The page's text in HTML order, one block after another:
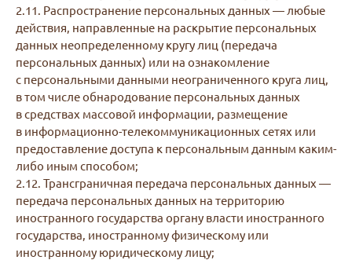
2.11. Распространение персональных данных — любые
действия, направленные на раскрытие персональных
данных неопределенному кругу лиц (передача
персональных данных) или на ознакомление
с персональными данными неограниченного круга лиц,
в том числе обнародование персональных данных
в средствах массовой информации, размещение
в информационно-телекоммуникационных сетях или
предоставление доступа к персональным данным каким-
либо иным способом;
2.12. Трансграничная передача персональных данных —
передача персональных данных на территорию
иностранного государства органу власти иностранного
государства, иностранному физическому или
иностранному юридическому лицу;